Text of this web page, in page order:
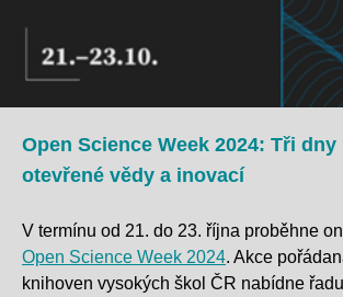
Open Science Week 2024: Tři dny
otevřené vědy a inovací
V termínu od 21. do 23. října proběhne
Open Science Week 2024. Akce
knihoven vysokých škol ČR nabídne